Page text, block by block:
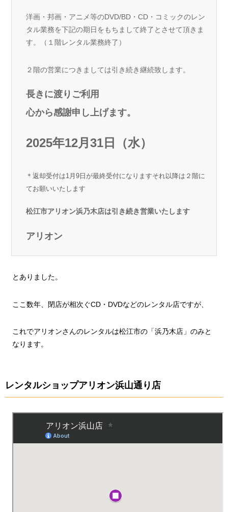
洋画・邦画・アニメ等のDVD/BD・CD・コミックのレン
タル業務を下記の期日をもちまして終了とさせて頂きま
す。（１階レンタル業務終了）
２階の営業につきましては引き続き継続致します。
長きに渡りご利用
心から感謝申し上げます。
2025年12月31日（水）
＊返却受付は1月9日が最終受付になりますそれ以降は２階に
てお願いいたします
松江市アリオン浜乃木店は引き続き営業いたします
アリオン
とありました。
ここ数年、閉店が相次ぐCD・DVDなどのレンタル店ですが、
これでアリオンさんのレンタルは松江市の「浜乃木店」のみと
なります。
レンタルショップアリオン浜山通り店